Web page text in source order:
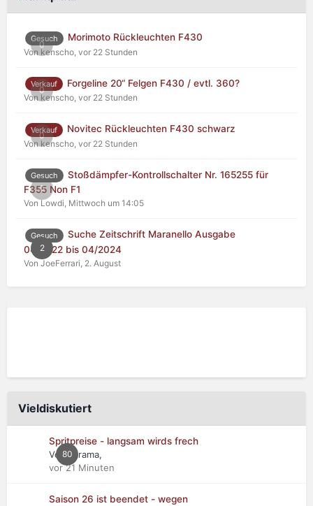
0
Gesuch Morimoto Rückleuchten F430
Von kenscho, vor 22 Stunden
0
Verkauf Forgeline 20“ Felgen F430 / evtl. 360?
Von kenscho, vor 22 Stunden
0
Verkauf Novitec Rückleuchten F430 schwarz
Von kenscho, vor 22 Stunden
0
Gesuch
Stoßdämpfer-Kontrollschalter Nr. 165255 für
F355 Non F1
Von Lowdi, Mittwoch um 14:05
2
Gesuch
Suche Zeitschrift Maranello Ausgabe
04/2022 bis 04/2024
Von JoeFerrari, 2. August
Vieldiskutiert
80
Spritpreise - langsam wirds frech
Von Jarama,
vor 21 Minuten
Saison 26 ist beendet - wegen